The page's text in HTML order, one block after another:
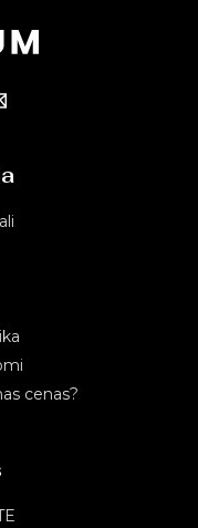
cenas?